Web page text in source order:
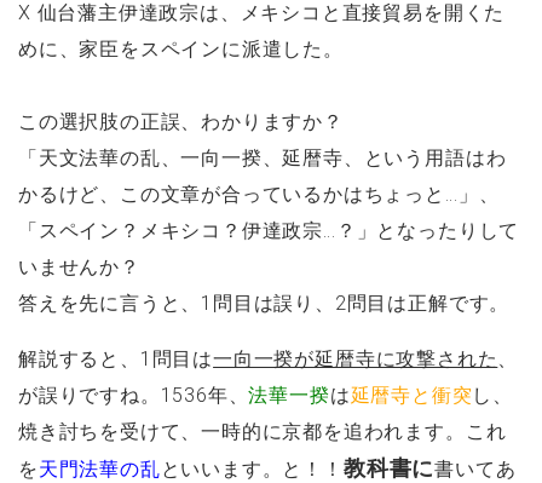
X 仙台藩主伊達政宗は、メキシコと直接貿易を開くた
めに、家臣をスペインに派遣した。
この選択肢の正誤、わかりますか？
「天文法華の乱、一向一揆、延暦寺、という用語はわ
かるけど、この文章が合っているかはちょっと…」、
「スペイン？メキシコ？伊達政宗…？」となったりして
いませんか？
答えを先に言うと、1問目は誤り、2問目は正解です。
解説すると、1問目は一向一揆が延暦寺に攻撃された 、
が誤りですね。1536年、法華一揆は延暦寺と衝突 し、
焼き討ちを受けて、一時的に京都を追われます。これ
を天門法華の乱といいます。と！！ 教科書に書いてあ